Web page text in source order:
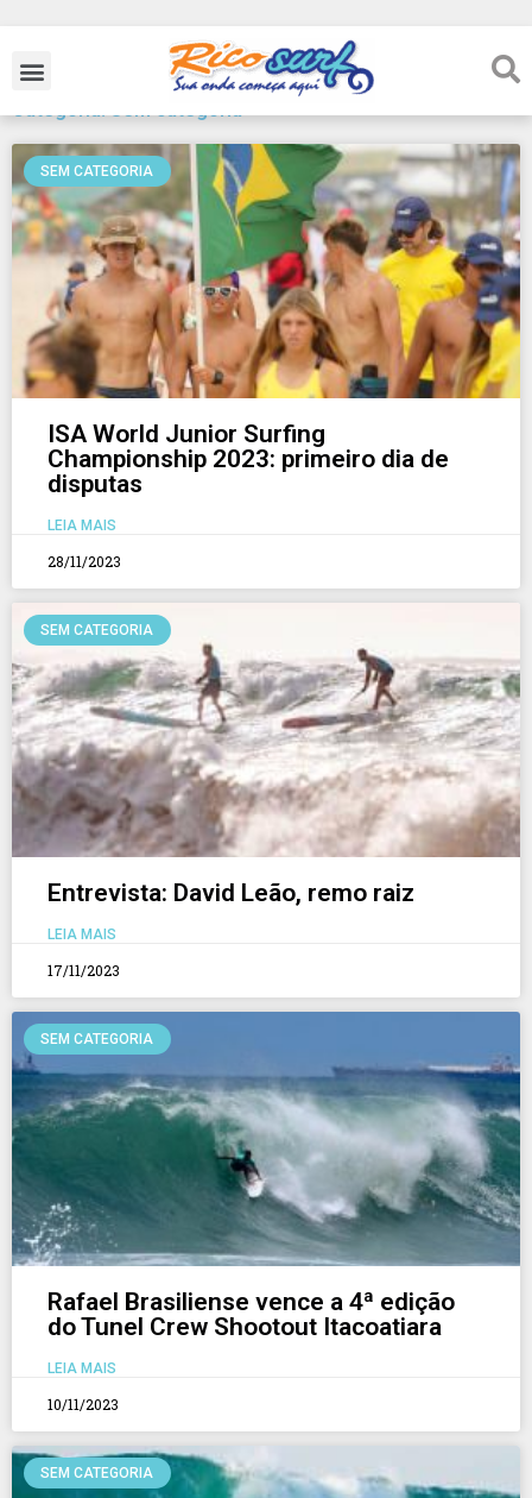
Categoria: Sem categoria
SEM CATEGORIA
ISA World Junior Surfing
Championship 2023: primeiro dia de
disputas
LEIA MAIS
28/11/2023
SEM CATEGORIA
Entrevista: David Leão, remo raiz
LEIA MAIS
17/11/2023
SEM CATEGORIA
Rafael Brasiliense vence a 4ª edição
do Tunel Crew Shootout Itacoatiara
LEIA MAIS
10/11/2023
SEM CATEGORIA